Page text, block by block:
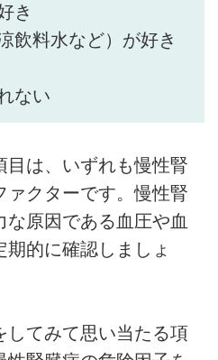
き
料水など）が好き
ない
目は、いずれも慢性腎
ァクターです。慢性腎
な原因である血圧や血
的に確認しましょ
してみて思い当たる項